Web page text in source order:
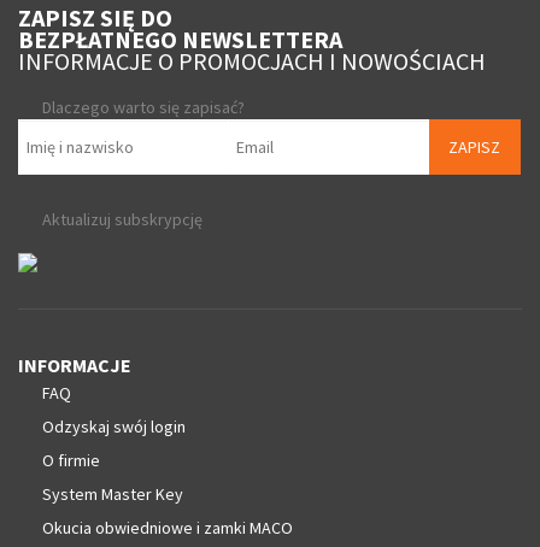
ZAPISZ SIĘ DO
BEZPŁATNEGO NEWSLETTERA
INFORMACJE O PROMOCJACH I NOWOŚCIACH
Dlaczego warto się zapisać?
ZAPISZ
Aktualizuj subskrypcję
INFORMACJE
FAQ
Odzyskaj swój login
O firmie
System Master Key
Okucia obwiedniowe i zamki MACO